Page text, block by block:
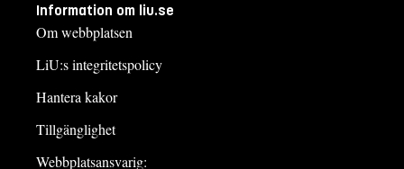
Information om liu.se
Om webbplatsen
LiU:s integritetspolicy
Hantera kakor
Tillgänglighet
Webbplatsansvarig: